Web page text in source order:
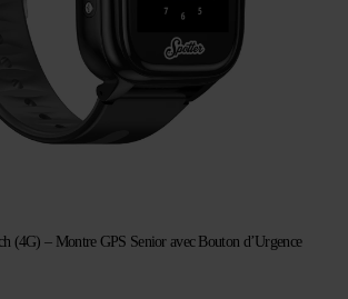
(4G) – Montre GPS Senior avec Bouton d’Urgence